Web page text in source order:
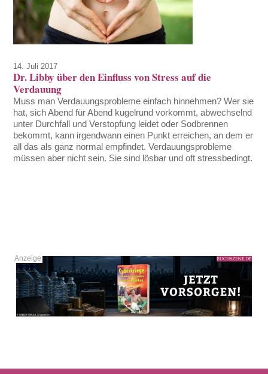
14. Juli 2017
Dr. Libby über den Einfluss von Stress auf die
Verdauung
Muss man Verdauungsprobleme einfach hinnehmen? Wer sie
hat, sich Abend für Abend kugelrund vorkommt, abwechselnd
unter Durchfall und Verstopfung leidet oder Sodbrennen
bekommt, kann irgendwann einen Punkt erreichen, an dem er
all das als ganz normal empfindet. Verdauungsprobleme
müssen aber nicht sein. Sie sind lösbar und oft stressbedingt.